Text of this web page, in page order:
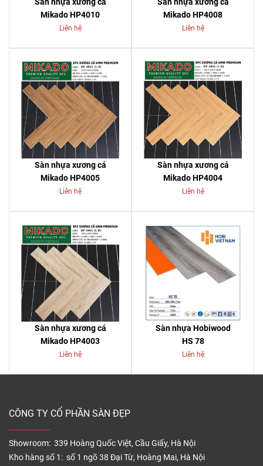
Mikado HP4010
Liên hệ
Mikado HP4008
Liên hệ
Sàn nhựa xương cá
Mikado HP4005
Liên hệ
Sàn nhựa xương cá
Mikado HP4004
Liên hệ
Sàn nhựa xương cá
Mikado HP4003
Liên hệ
Sàn nhựa Hobiwood
HS 78
Liên hệ
CÔNG TY CỔ PHẦN SÀN ĐẸP
Showroom: 339 Hoàng Quốc Việt, Cầu Giấy, Hà Nội
Kho hàng số 1: số 1 ngõ 38 Đại Từ, Hoàng Mai, Hà Nội